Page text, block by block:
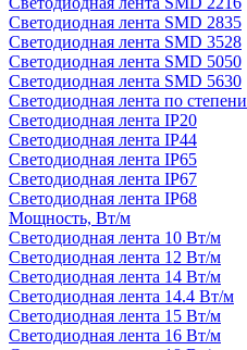
Светодиодная лента SMD 2835
Светодиодная лента SMD 3528
Светодиодная лента SMD 5050
Светодиодная лента SMD 5630
Светодиодная лента по
Светодиодная лента IP20
Светодиодная лента IP44
Светодиодная лента IP65
Светодиодная лента IP67
Светодиодная лента IP68
Мощность, Вт/м
Светодиодная лента 10 Вт/м
Светодиодная лента 12 Вт/м
Светодиодная лента 14 Вт/м
Светодиодная лента 14.4 Вт/м
Светодиодная лента 15 Вт/м
Светодиодная лента 16 Вт/м